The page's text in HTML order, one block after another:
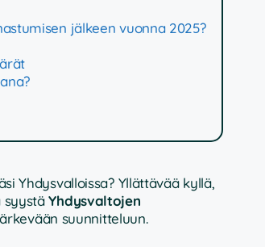
jälkeen vuonna 2025?
Yhdysvalloissa? Yllättävää kyllä,
syystäYhdysvaltojen
suunnitteluun.